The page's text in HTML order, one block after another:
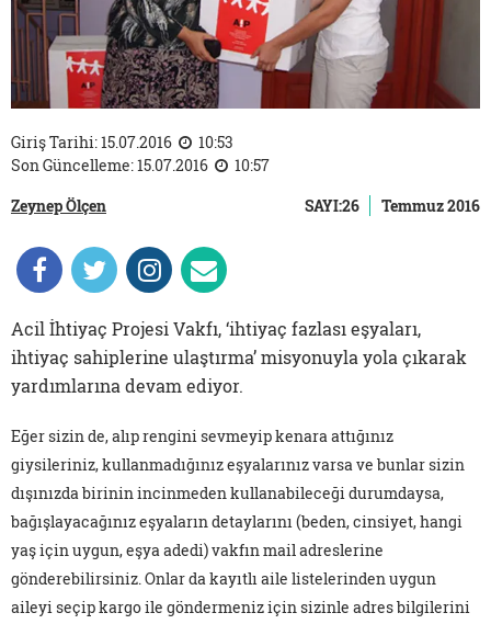
Giriş Tarihi: 15.07.2016
10:53
Son Güncelleme: 15.07.2016
10:57
Zeynep Ölçen
SAYI:26 Temmuz 2016
Acil İhtiyaç Projesi Vakfı, ‘ihtiyaç fazlası eşyaları,
ihtiyaç sahiplerine ulaştırma’ misyonuyla yola çıkarak
yardımlarına devam ediyor.
Eğer sizin de, alıp rengini sevmeyip kenara attığınız
giysileriniz, kullanmadığınız eşyalarınız varsa ve bunlar sizin
dışınızda birinin incinmeden kullanabileceği durumdaysa,
bağışlayacağınız eşyaların detaylarını (beden, cinsiyet, hangi
yaş için uygun, eşya adedi) vakfın mail adreslerine
gönderebilirsiniz. Onlar da kayıtlı aile listelerinden uygun
aileyi seçip kargo ile göndermeniz için sizinle adres bilgilerini